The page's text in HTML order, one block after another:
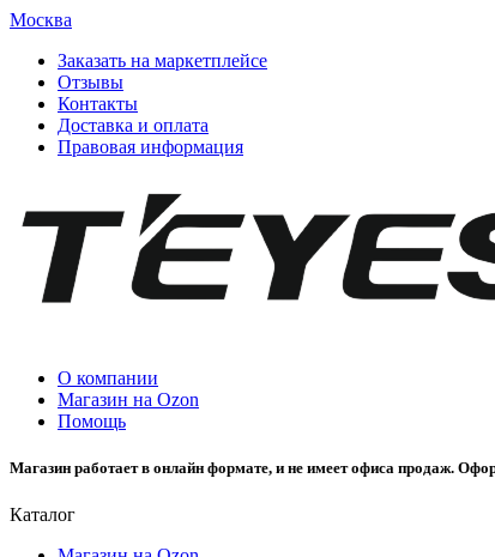
Москва
Заказать на маркетплейсе
Отзывы
Контакты
Доставка и оплата
Правовая информация
О компании
Магазин на Ozon
Помощь
Магазин работает в онлайн формате, и не имеет офиса продаж.
Каталог